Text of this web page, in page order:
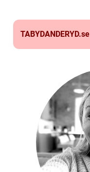
TABYDANDERYD.se